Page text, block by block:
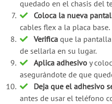
quedado en el chasis del
Coloca la nueva
cables flex a la placa base.
Verifica que la
de sellarla en su lugar.
Aplica adhesivo y
asegurándote de que
Deja que el adhesivo
antes de usar el teléfono